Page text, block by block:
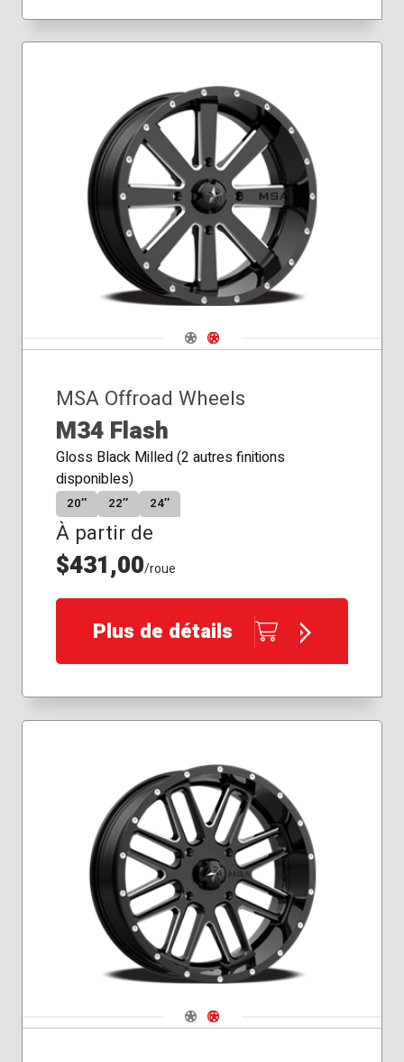
Navigate 1
Navigate 2
MSA Offroad Wheels
M34 Flash
Gloss Black Milled (2 autres finitions
disponibles)
20″ 22″ 24″
À partir de
$431,00/roue
Plus de détails
Navigate 1
Navigate 2